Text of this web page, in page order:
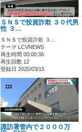
ＳＮＳで投資詐欺 ３０代男
性 ３…
ＳＮＳで投資詐欺 ３…
テーマ LCVNEWS
再生時間 00:00:36
再生回数 12
登録日 2025/03/15
諏訪署管内で２０００万